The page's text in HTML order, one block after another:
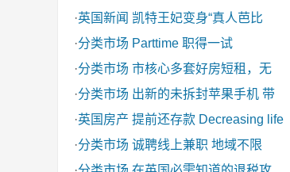
·英国新闻 凯特王妃变身“真人芭比
·分类市场 Parttime 职得一试
·分类市场 市核心多套好房短租，无
·分类市场 出新的未拆封苹果手机 带
·英国房产 提前还存款 Decreasing life
·分类市场 诚聘线上兼职 地域不限